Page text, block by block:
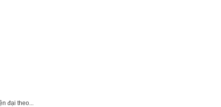
đại theo...